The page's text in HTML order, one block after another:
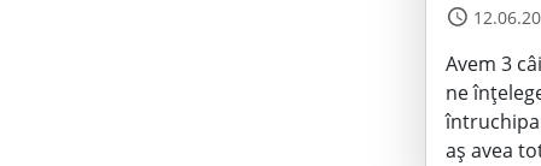
Avem 3
ne
aș avea